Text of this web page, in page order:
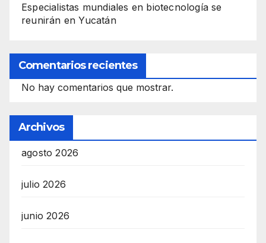
Especialistas mundiales en biotecnología se
reunirán en Yucatán
Comentarios recientes
No hay comentarios que mostrar.
Archivos
agosto 2026
julio 2026
junio 2026